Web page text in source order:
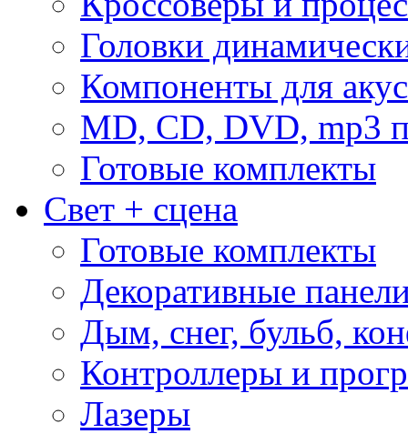
Головки
Компоненты для
MD, CD, DVD, mp3
Готовые комплекты
Свет + сцена
Готовые комплекты
Декоративные
Дым, снег, бульб,
Контроллеры и
Лазеры